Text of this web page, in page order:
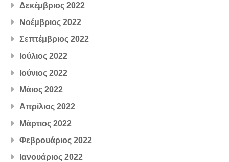
Δεκέμβριος 2022
Νοέμβριος 2022
Σεπτέμβριος 2022
Ιούλιος 2022
Ιούνιος 2022
Μάιος 2022
Απρίλιος 2022
Μάρτιος 2022
Φεβρουάριος 2022
Ιανουάριος 2022